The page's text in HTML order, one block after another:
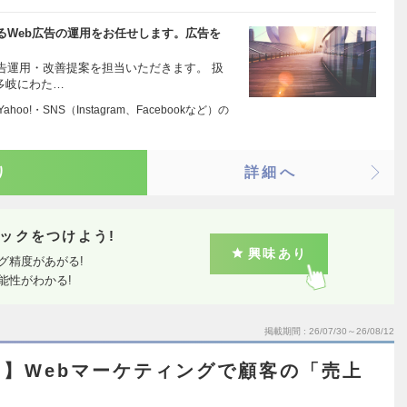
Web広告の運用をお任せします。広告を
用・改善提案を担当いただきます。 扱
岐にわた…
・SNS（Instagram、Facebookなど）の
詳細へ
クをつけよう!
精度があがる!
性がわかる!
興味あり
掲載期間 26/07/30～26/08/12
Webマーケティングで顧客の「売上